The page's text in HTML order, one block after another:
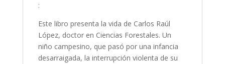
:
Este libro presenta la vida de Carlos Raúl
López, doctor en Ciencias Forestales. Un
niño campesino, que pasó por una infancia
desarraigada, la interrupción violenta de su